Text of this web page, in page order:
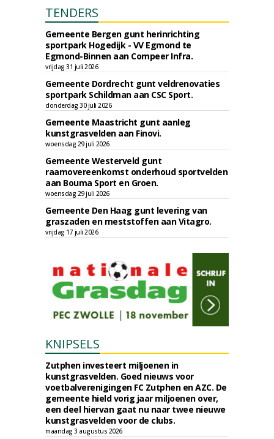
TENDERS
Gemeente Bergen gunt herinrichting
sportpark Hogedijk - VV Egmond te
Egmond-Binnen aan Compeer Infra.
vrijdag 31 juli 2026
Gemeente Dordrecht gunt veldrenovaties
sportpark Schildman aan CSC Sport.
donderdag 30 juli 2026
Gemeente Maastricht gunt aanleg
kunstgrasvelden aan Finovi.
woensdag 29 juli 2026
Gemeente Westerveld gunt
raamovereenkomst onderhoud sportvelden
aan Bouma Sport en Groen.
woensdag 29 juli 2026
Gemeente Den Haag gunt levering van
graszaden en meststoffen aan Vitagro.
vrijdag 17 juli 2026
KNIPSELS
Zutphen investeert miljoenen in
kunstgrasvelden. Goed nieuws voor
voetbalverenigingen FC Zutphen en AZC. De
gemeente hield vorig jaar miljoenen over,
een deel hiervan gaat nu naar twee nieuwe
kunstgrasvelden voor de clubs.
maandag 3 augustus 2026